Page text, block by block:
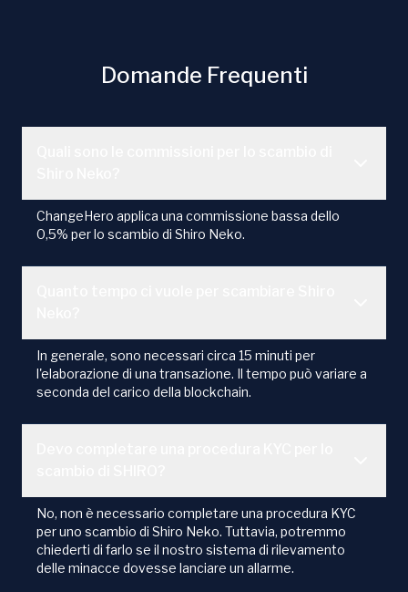
Domande Frequenti
ChangeHero applica una commissione bassa dello
0,5% per lo scambio di Shiro Neko.
In generale, sono necessari circa 15 minuti per
l'elaborazione di una transazione. Il tempo può variare a
seconda del carico della blockchain.
No, non è necessario completare una procedura KYC
per uno scambio di Shiro Neko. Tuttavia, potremmo
chiederti di farlo se il nostro sistema di rilevamento
delle minacce dovesse lanciare un allarme.